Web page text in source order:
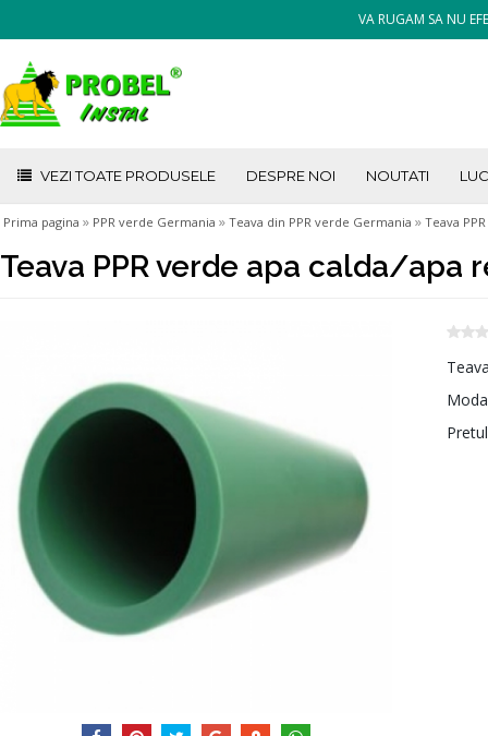
VA RUGAM SA NU
VEZI TOATE PRODUSELE DESPRE NOI NOUTATI
Prima pagina » PPR verde Germania » Teava din PPR verde Germania » Teava
Teava PPR verde apa calda/apa